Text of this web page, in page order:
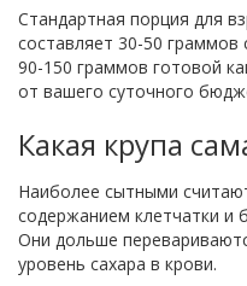
Стандартная порция для
составляет 30-50 граммов
90-150 граммов готовой
от вашего суточного
Какая крупа
Наиболее сытными
содержанием клетчатки и
Они дольше
уровень сахара в крови.